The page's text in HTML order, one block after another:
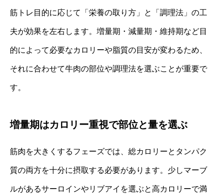
筋トレ目的に応じて「栄養の取り方」と「調理法」の工
夫が効果を左右します。増量期・減量期・維持期など目
的によって必要なカロリーや脂質の目安が変わるため、
それに合わせて牛肉の部位や調理法を選ぶことが重要で
す。
増量期はカロリー重視で部位と量を選ぶ
筋肉を大きくするフェーズでは、総カロリーとタンパク
質の両方を十分に摂取する必要があります。少しマーブ
ルがあるサーロインやリブアイを選ぶと高カロリーで満